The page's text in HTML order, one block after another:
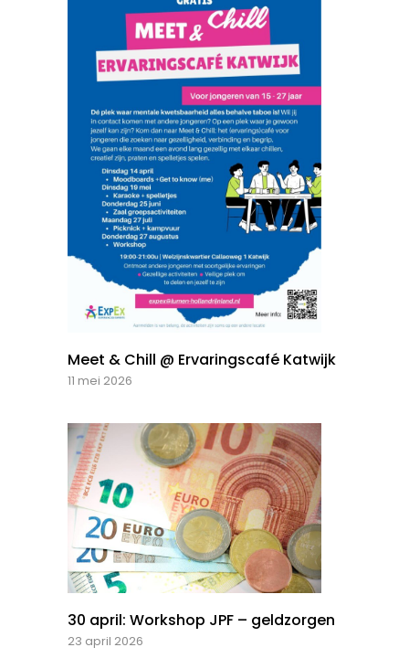
Meet & Chill @ Ervaringscafé Katwijk
11 mei 2026
30 april: Workshop JPF – geldzorgen
23 april 2026